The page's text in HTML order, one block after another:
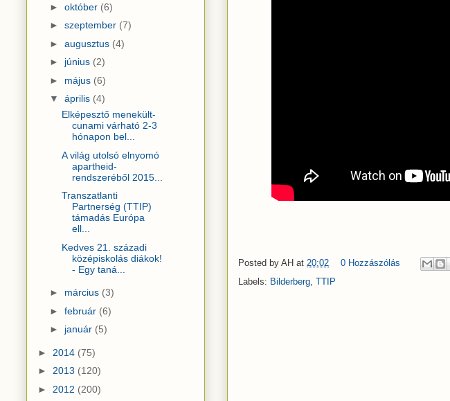
Posted by AH at 20:02
0 Hozzászólás
Labels: Bilderberg, TTIP
► október (6)
► szeptember (7)
► augusztus (4)
► június (2)
► május (6)
▼ április (4)
Elképesztő menekült-
cunami várható 2-3
hónapon bel...
A világ utolsó elnyomó
apartheid-
rendszeréből 2015...
Transzatlanti
Partnerség (TTIP)
támadás Európa
ell...
Kedves 21. századi
középiskolás diákok!
- Egy taná...
► március (3)
► február (6)
► január (5)
► 2014 (75)
► 2013 (120)
► 2012 (200)